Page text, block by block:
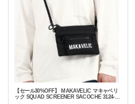
【セール30%OFF】 MAKAVELIC マキャベリ
ック SQUAD SCREENER SACOCHE 3124-